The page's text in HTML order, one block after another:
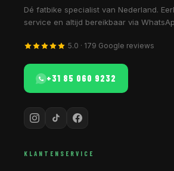
Dé fatbike specialist van Nederland.
service en altijd bereikbaar via
5.0 · 179 Google reviews
+31 85 060 9232
KLANTENSERVICE